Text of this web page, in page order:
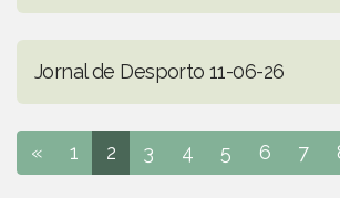
Jornal de Desporto 11-06-26
« 1 2 3 4 5 6 7